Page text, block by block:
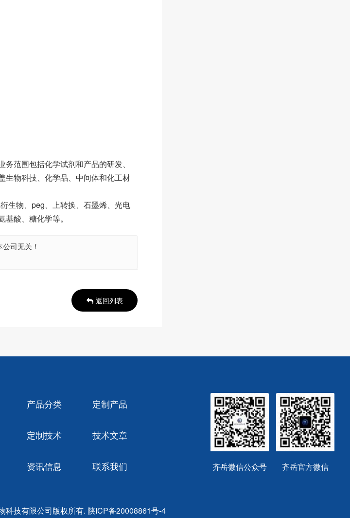
范围包括化学试剂和产品的研发、
生物科技、化学品、中间体和化工材
生物、peg、上转换、石墨烯、光电
酸、糖化学等。
司无关！
返回列表
产品分类 定制产品
定制技术 技术文章
资讯信息 联系我们 齐岳微信公众号 齐岳官方微信
科技有限公司版权所有. 陕ICP备20008861号-4